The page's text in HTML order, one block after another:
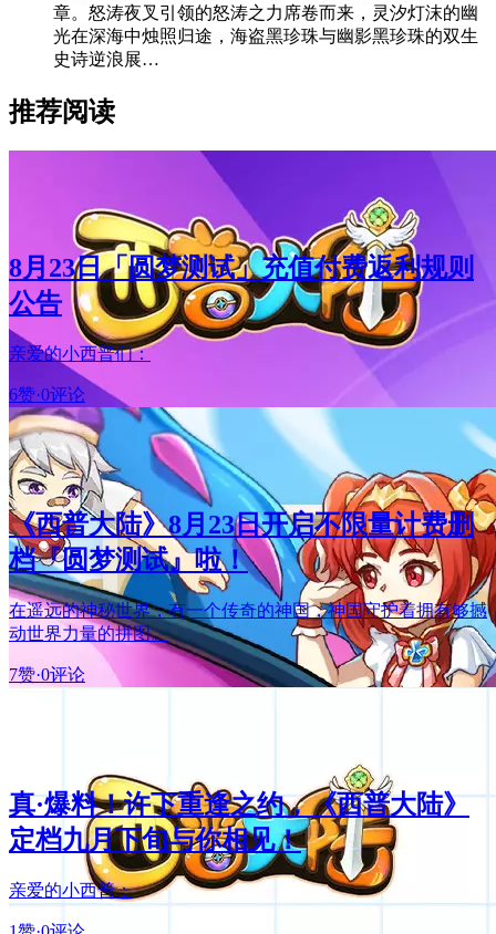
章。怒涛夜叉引领的怒涛之力席卷而来，灵汐灯沫的幽
光在深海中烛照归途，海盗黑珍珠与幽影黑珍珠的双生
史诗逆浪展…
推荐阅读
8月23日「圆梦测试」充值付费返利规则
公告
亲爱的小西普们：
6赞·0评论
《西普大陆》8月23日开启不限量计费删
档『圆梦测试』啦！
在遥远的神秘世界，有一个传奇的神国，神国守护着拥有够撼
动世界力量的拼图。
7赞·0评论
真·爆料！许下重逢之约，《西普大陆》
定档九月下旬与你相见！
亲爱的小西普：